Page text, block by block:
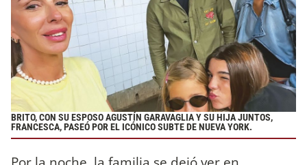
BRITO, CON SU ESPOSO AGUSTÍN GARAVAGLIA Y SU HIJA JUNTOS,
FRANCESCA, PASEÓ POR EL ICÓNICO SUBTE DE NUEVA YORK.